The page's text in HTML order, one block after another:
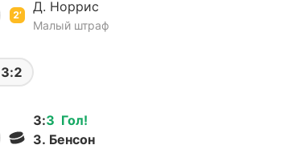
2’
Д. Норрис
Малый штраф
3:2
Гол!
3:3
З. Бенсон